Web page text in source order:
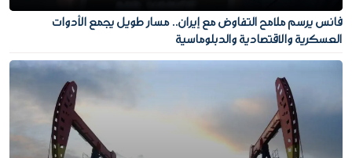
فانس يرسم ملامح التفاوض مع إيران.. مسار طويل يجمع الأدوات
العسكرية والاقتصادية والدبلوماسية